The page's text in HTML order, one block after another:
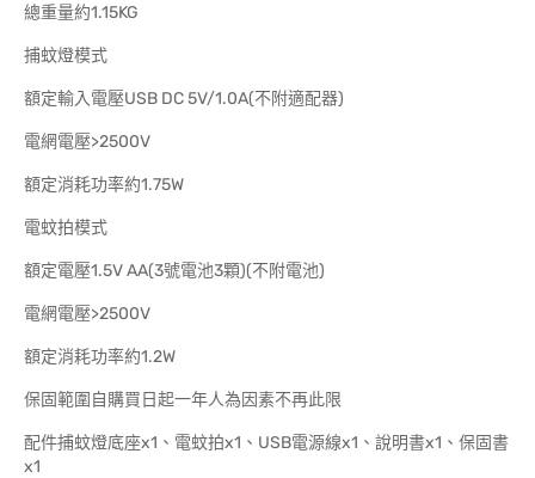
總重量約1.15KG
捕蚊燈模式
額定輸入電壓USB DC 5V/1.0A(不附適配器)
電網電壓>2500V
額定消耗功率約1.75W
電蚊拍模式
額定電壓1.5V AA(3號電池3顆)(不附電池)
電網電壓>2500V
額定消耗功率約1.2W
保固範圍自購買日起一年人為因素不再此限
配件捕蚊燈底座x1、電蚊拍x1、USB電源線x1、說明書x1、保固書
x1